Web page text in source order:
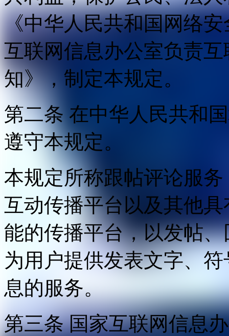
《中华人民共和国网络
互联网信息办公室负责
知》，制定本规定。
第二条 在中华人民共和
遵守本规定。
本规定所称跟帖评论服
互动传播平台以及其他
能的传播平台，以发帖
为用户提供发表文字、
息的服务。
第三条 国家互联网信息